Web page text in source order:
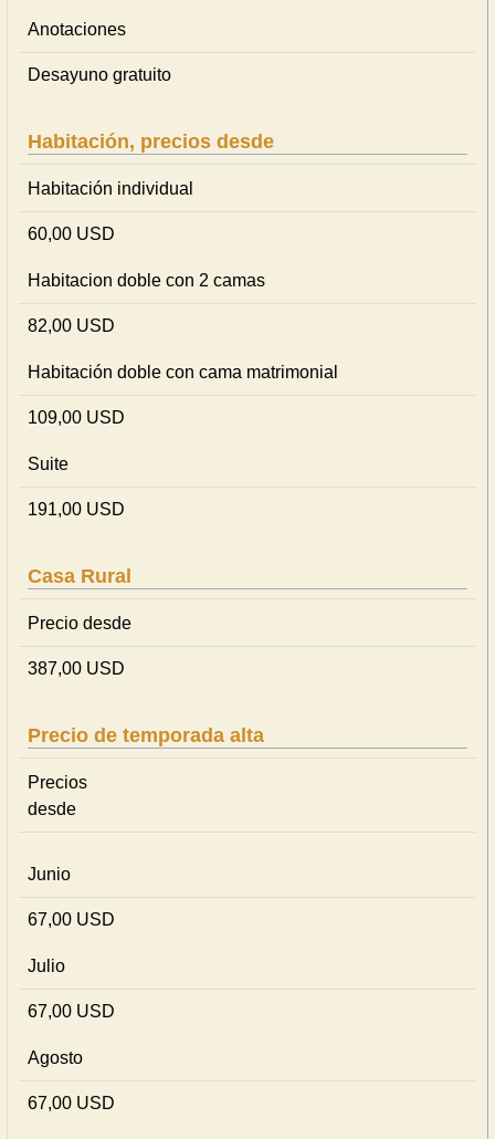
Anotaciones
Desayuno gratuito
Habitación, precios desde
Habitación individual
60,00 USD
Habitacion doble con 2 camas
82,00 USD
Habitación doble con cama matrimonial
109,00 USD
Suite
191,00 USD
Casa Rural
Precio desde
387,00 USD
Precio de temporada alta
Precios
desde
Junio
67,00 USD
Julio
67,00 USD
Agosto
67,00 USD